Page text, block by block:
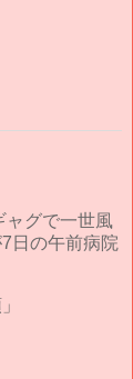
ャグで一世風
日の午前病院